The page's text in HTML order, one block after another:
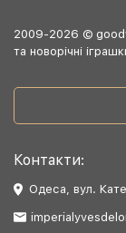
2009-2026 ©
та новорічні
Контакти:
Одеса, вул.